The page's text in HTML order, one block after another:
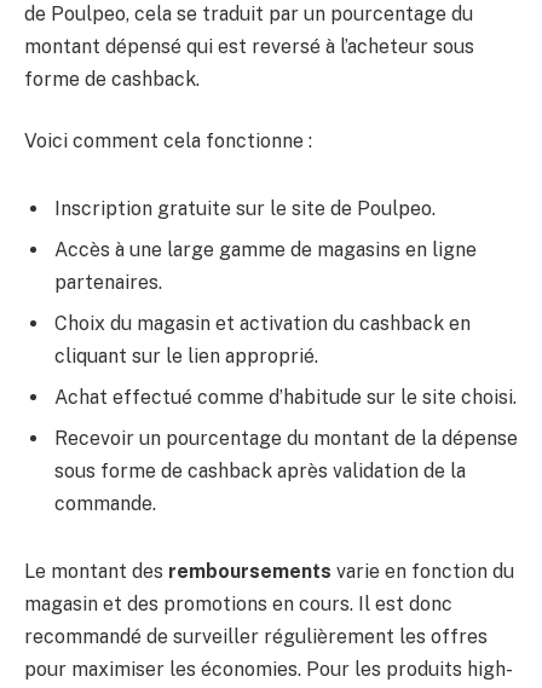
de Poulpeo, cela se traduit par un pourcentage du
montant dépensé qui est reversé à l’acheteur sous
forme de cashback.
Voici comment cela fonctionne :
Inscription gratuite sur le site de Poulpeo.
Accès à une large gamme de magasins en ligne
partenaires.
Choix du magasin et activation du cashback en
cliquant sur le lien approprié.
Achat effectué comme d’habitude sur le site choisi.
Recevoir un pourcentage du montant de la dépense
sous forme de cashback après validation de la
commande.
Le montant des remboursements varie en fonction du
magasin et des promotions en cours. Il est donc
recommandé de surveiller régulièrement les offres
pour maximiser les économies. Pour les produits high-